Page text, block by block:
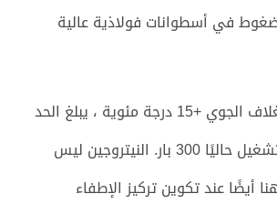
في أسطوانات فولاذية عالية
عند درجة حرارة الغلاف الجوي +15 درجة مئوية ، يبلغ الحد
الأقصى لضغط التشغيل حاليًا 300 بار. النيتروجين ليس
أيضًا عند تكوين تركيز الإطفاء